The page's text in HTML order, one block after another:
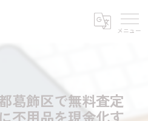
葛飾区で無料査定
不用品を現金化す